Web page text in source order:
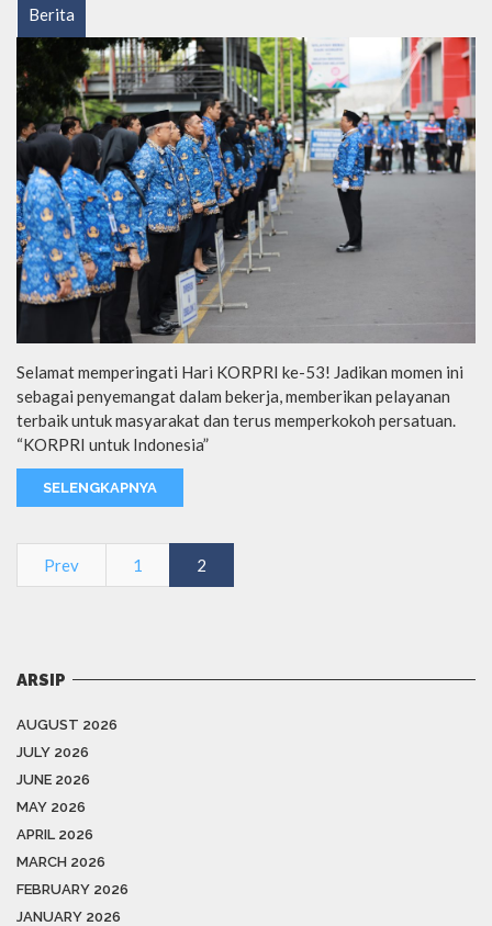
Berita
Selamat memperingati Hari KORPRI ke-53! Jadikan momen ini
sebagai penyemangat dalam bekerja, memberikan pelayanan
terbaik untuk masyarakat dan terus memperkokoh persatuan.
“KORPRI untuk Indonesia”
SELENGKAPNYA
Prev 1 2
ARSIP
AUGUST 2026
JULY 2026
JUNE 2026
MAY 2026
APRIL 2026
MARCH 2026
FEBRUARY 2026
JANUARY 2026